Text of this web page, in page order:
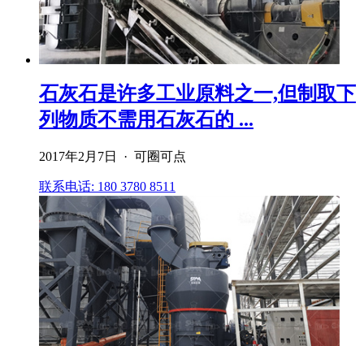
石灰石是许多工业原料之一,但制取下
列物质不需用石灰石的 ...
2017年2月7日 · 可圈可点
联系电话: 180 3780 8511